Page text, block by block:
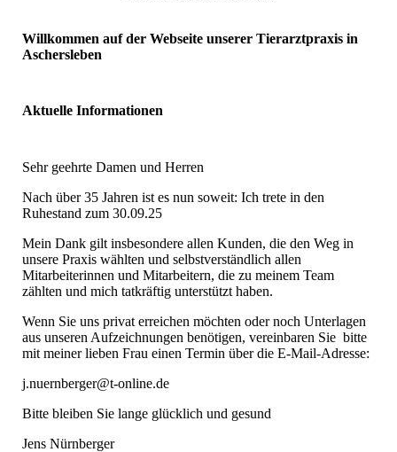
Willkommen auf der Webseite unserer Tierarztpraxis in
Aschersleben
Aktuelle Informationen
Sehr geehrte Damen und Herren
Nach über 35 Jahren ist es nun soweit: Ich trete in den
Ruhestand zum 30.09.25
Mein Dank gilt insbesondere allen Kunden, die den Weg in
unsere Praxis wählten und selbstverständlich allen
Mitarbeiterinnen und Mitarbeitern, die zu meinem Team
zählten und mich tatkräftig unterstützt haben.
Wenn Sie uns privat erreichen möchten oder noch Unterlagen
aus unseren Aufzeichnungen benötigen, vereinbaren Sie bitte
mit meiner lieben Frau einen Termin über die E-Mail-Adresse:
j.nuernberger@t-online.de
Bitte bleiben Sie lange glücklich und gesund
Jens Nürnberger